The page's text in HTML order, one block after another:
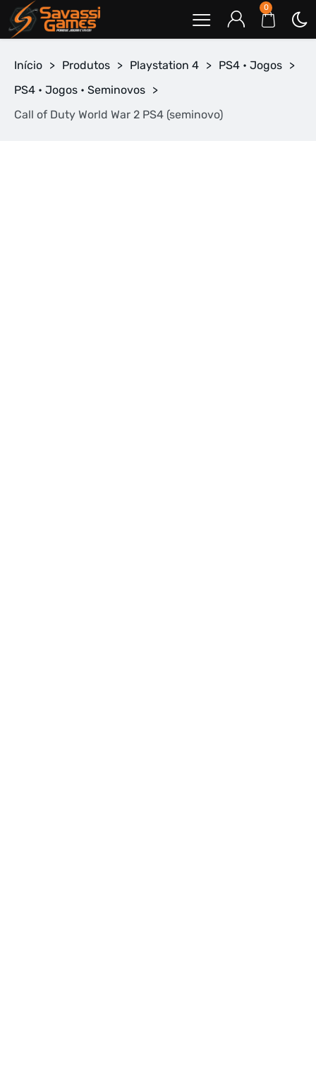
0
Início > Produtos > Playstation 4 > PS4 • Jogos >
PS4 • Jogos • Seminovos >
Call of Duty World War 2 PS4 (seminovo)